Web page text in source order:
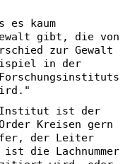
es kaum
gibt, die von
zur Gewalt
in der
Institut ist der
Kreisen gern
der Leiter
die Lachnummer